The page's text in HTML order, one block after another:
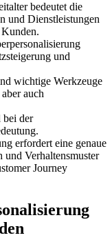
bedeutet die
und Dienstleistungen
und
wichtige Werkzeuge
auch
bei der
erfordert eine genaue
Verhaltensmuster
Journey